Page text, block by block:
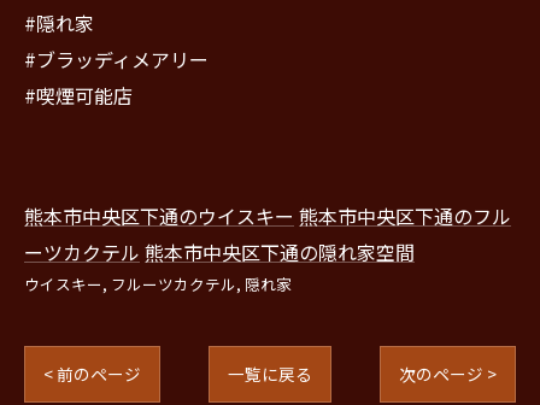
#隠れ家
#ブラッディメアリー
#喫煙可能店
熊本市中央区下通のウイスキー 熊本市中央区下通のフル
ーツカクテル 熊本市中央区下通の隠れ家空間
ウイスキー フルーツカクテル 隠れ家
< 前のページ 一覧に戻る 次のページ >